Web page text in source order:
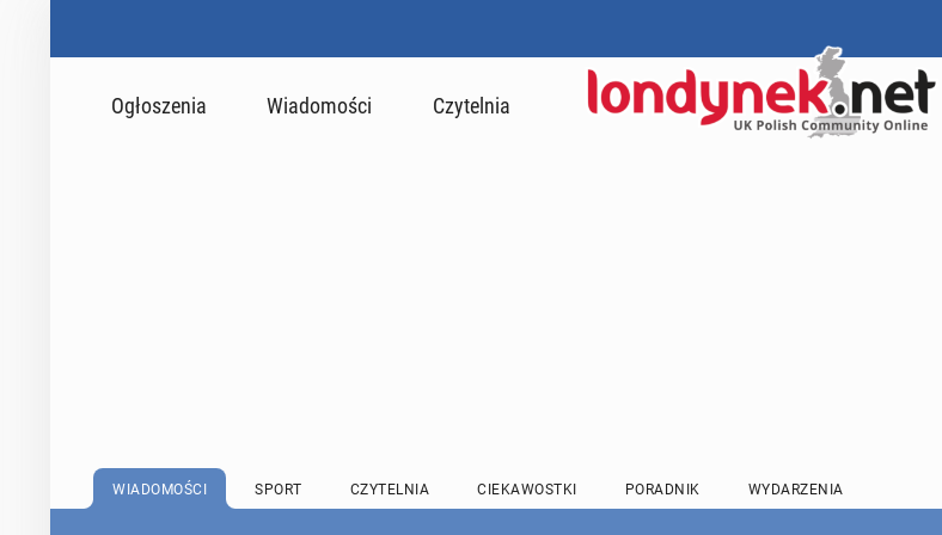
Ogłoszenia Wiadomości Czytelnia
WIADOMOŚCI SPORT CZYTELNIA CIEKAWOSTKI PORADNIK WYDARZENIA